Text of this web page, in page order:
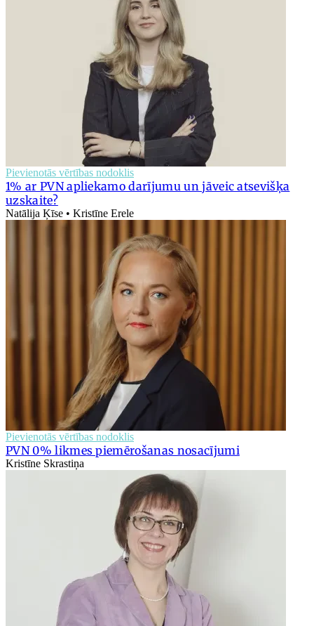
Pievienotās vērtības nodoklis
1% ar PVN apliekamo darījumu un jāveic atsevišķa
uzskaite?
Natālija Ķīse • Kristīne Erele
Pievienotās vērtības nodoklis
PVN 0% likmes piemērošanas nosacījumi
Kristīne Skrastiņa